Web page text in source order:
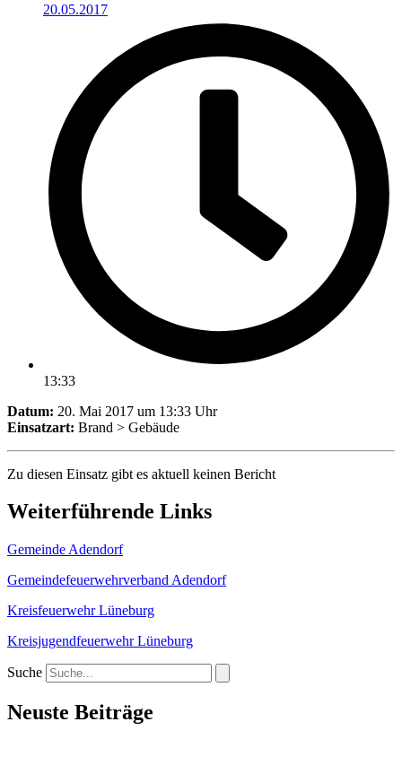
20.05.2017
13:33
Datum: 20. Mai 2017 um 13:33 Uhr
Einsatzart: Brand > Gebäude
Zu diesen Einsatz gibt es aktuell keinen Bericht
Weiterführende Links
Gemeinde Adendorf
Gemeindefeuerwehrverband Adendorf
Kreisfeuerwehr Lüneburg
Kreisjugendfeuerwehr Lüneburg
Suche
Neuste Beiträge